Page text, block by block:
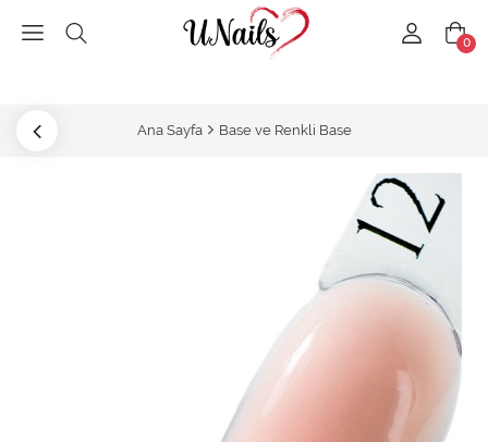
0
Ana Sayfa Base ve Renkli Base